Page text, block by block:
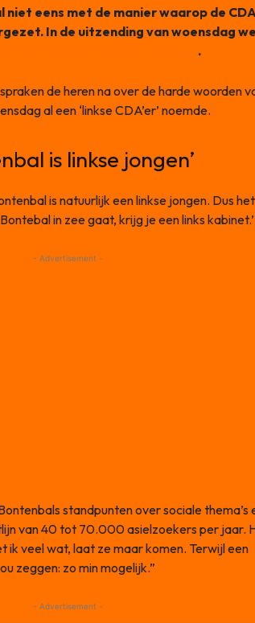
eens met de manier waarop de
In de uitzending van woensdag
.
de heren na over de harde woorden
al een ‘linkse CDA’er’ noemde.
is linkse jongen’
is natuurlijk een linkse jongen. Dus
in zee gaat, krijg je een links
- Advertisement -
standpunten over sociale thema’s
van 40 tot 70.000 asielzoekers per jaar.
ik veel wat, laat ze maar komen. Terwijl een
zeggen: zo min mogelijk.”
- Advertisement -